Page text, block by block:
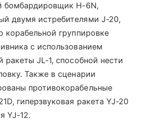
бомбардировщик H-6N,
двумя истребителями J-20,
корабельной группировке
с использованием
ракеты JL-1, способной нести
Также в сценарии
противокорабельные
гиперзвуковая ракета YJ-20
YJ-12.